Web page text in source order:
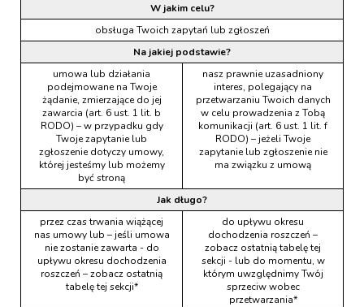
W jakim celu?
obsługa Twoich zapytań lub zgłoszeń
Na jakiej podstawie?
umowa lub działania
podejmowane na Twoje
żądanie, zmierzające do jej
zawarcia (art. 6 ust. 1 lit. b
RODO) – w przypadku gdy
Twoje zapytanie lub
zgłoszenie dotyczy umowy,
której jesteśmy lub możemy
być stroną
nasz prawnie uzasadniony
interes, polegający na
przetwarzaniu Twoich danych
w celu prowadzenia z Tobą
komunikacji (art. 6 ust. 1 lit. f
RODO) – jeżeli Twoje
zapytanie lub zgłoszenie nie
ma związku z umową
Jak długo?
przez czas trwania wiążącej
nas umowy lub – jeśli umowa
nie zostanie zawarta - do
upływu okresu dochodzenia
roszczeń – zobacz ostatnią
tabelę tej sekcji*
do upływu okresu
dochodzenia roszczeń –
zobacz ostatnią tabelę tej
sekcji - lub do momentu, w
którym uwzględnimy Twój
sprzeciw wobec
przetwarzania*